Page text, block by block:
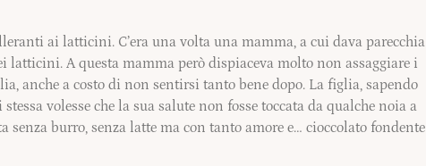
ai latticini. C’era una volta una mamma, a cui dava parecchia
A questa mamma però dispiaceva molto non assaggiare i
anche a costo di non sentirsi tanto bene dopo. La figlia, sapendo
volesse che la sua salute non fosse toccata da qualche noia a
senza burro, senza latte ma con tanto amore e… cioccolato fondente